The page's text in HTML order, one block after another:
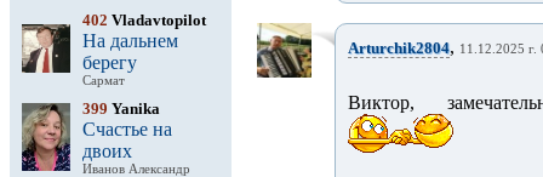
402 Vladavtopilot
На дальнем
берегу
Сармат
399 Yanika
Счастье на
двоих
Иванов Александр
Arturchik2804, 11.12.2025 г.
Виктор,